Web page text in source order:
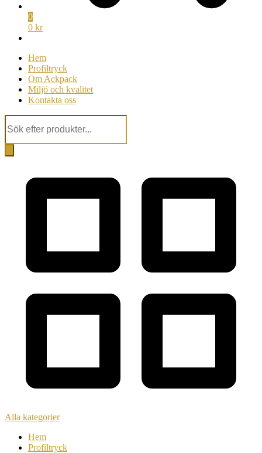
0
0 kr
Hem
Profiltryck
Om Ackpack
Miljö och kvalitet
Kontakta oss
Products
search
Alla kategorier
Hem
Profiltryck